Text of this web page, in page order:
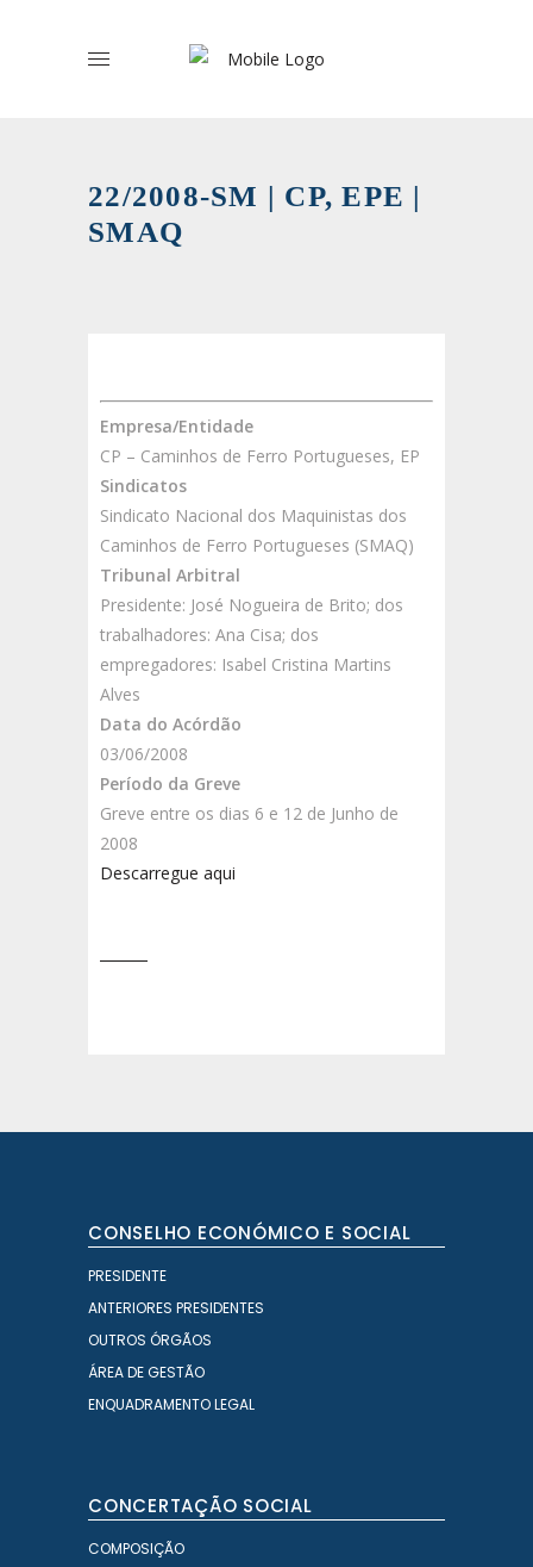
22/2008-SM | CP, EPE |
SMAQ
Empresa/Entidade
CP – Caminhos de Ferro Portugueses, EP
Sindicatos
Sindicato Nacional dos Maquinistas dos
Caminhos de Ferro Portugueses (SMAQ)
Tribunal Arbitral
Presidente: José Nogueira de Brito; dos
trabalhadores: Ana Cisa; dos
empregadores: Isabel Cristina Martins
Alves
Data do Acórdão
03/06/2008
Período da Greve
Greve entre os dias 6 e 12 de Junho de
2008
Descarregue aqui
CONSELHO ECONÓMICO E SOCIAL
PRESIDENTE
ANTERIORES PRESIDENTES
OUTROS ÓRGÃOS
ÁREA DE GESTÃO
ENQUADRAMENTO LEGAL
CONCERTAÇÃO SOCIAL
COMPOSIÇÃO